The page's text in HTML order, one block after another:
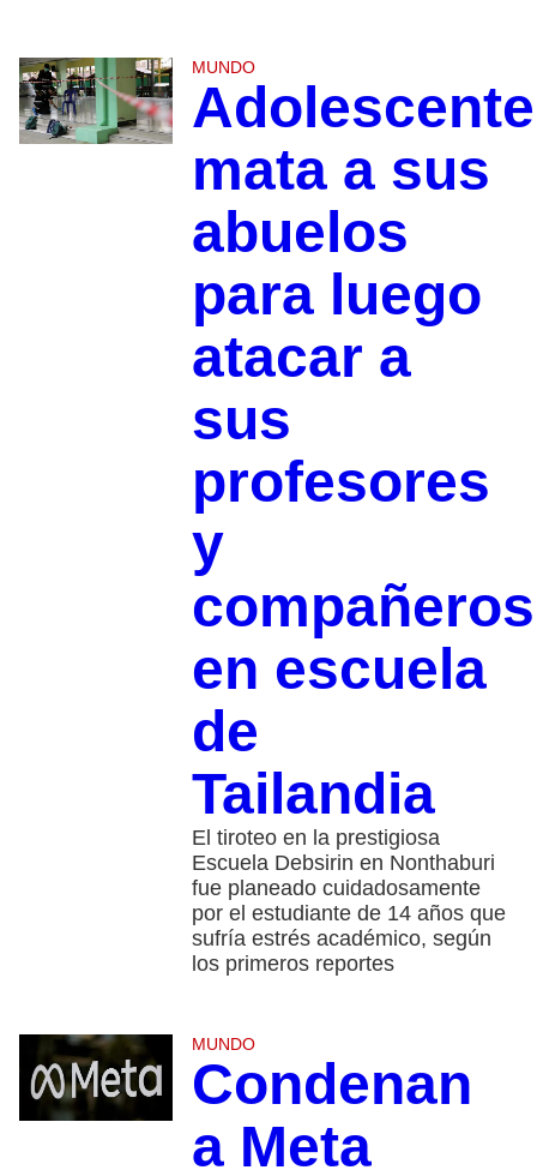
MUNDO
Adolescente
mata a sus
abuelos
para luego
atacar a
sus
profesores
y
compañeros
en escuela
de
Tailandia
El tiroteo en la prestigiosa
Escuela Debsirin en Nonthaburi
fue planeado cuidadosamente
por el estudiante de 14 años que
sufría estrés académico, según
los primeros reportes
MUNDO
Condenan
a Meta